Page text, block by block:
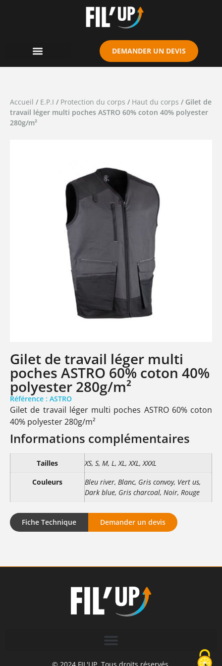
DEMANDER UN DEVIS
Accueil / E.P.I / Protection du corps / Haut du corps / Gilet de
travail léger multi poches ASTRO 60% coton 40% polyester
280g/m²
Gilet de travail léger multi
poches ASTRO 60% coton 40%
polyester 280g/m²
Référence : ASTRO
Gilet de travail léger multi poches ASTRO 60% coton
40% polyester 280g/m²
Informations complémentaires
Tailles
XS, S, M, L, XL, XXL, XXXL
Couleurs
Bleu river, Blanc, Gris convoy, Vert us,
Dark blue, Gris charcoal, Noir, Rouge
Fiche Technique Demander un devis
Cookies management panel